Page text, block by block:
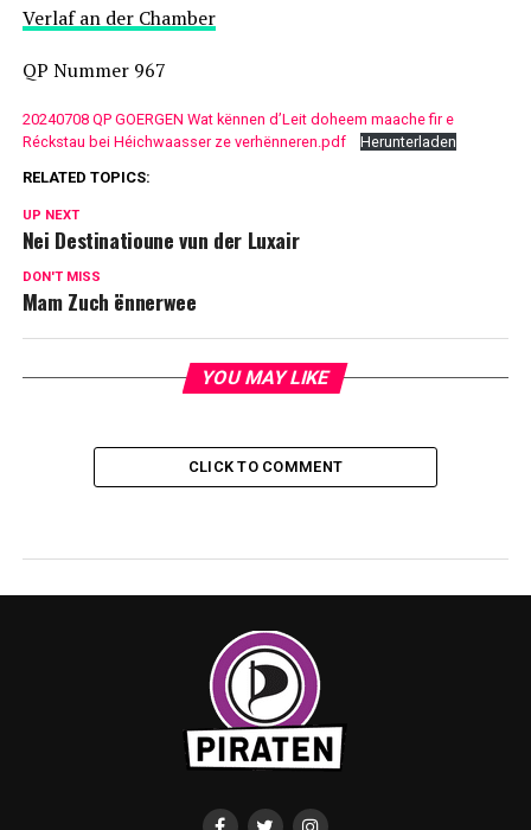
Verlaf an der Chamber
QP Nummer 967
20240708 QP GOERGEN Wat kënnen d’Leit doheem maache fir e
Réckstau bei Héichwaasser ze verhënneren.pdf
Herunterladen
RELATED TOPICS:
UP NEXT
Nei Destinatioune vun der Luxair
DON'T MISS
Mam Zuch ënnerwee
YOU MAY LIKE
CLICK TO COMMENT